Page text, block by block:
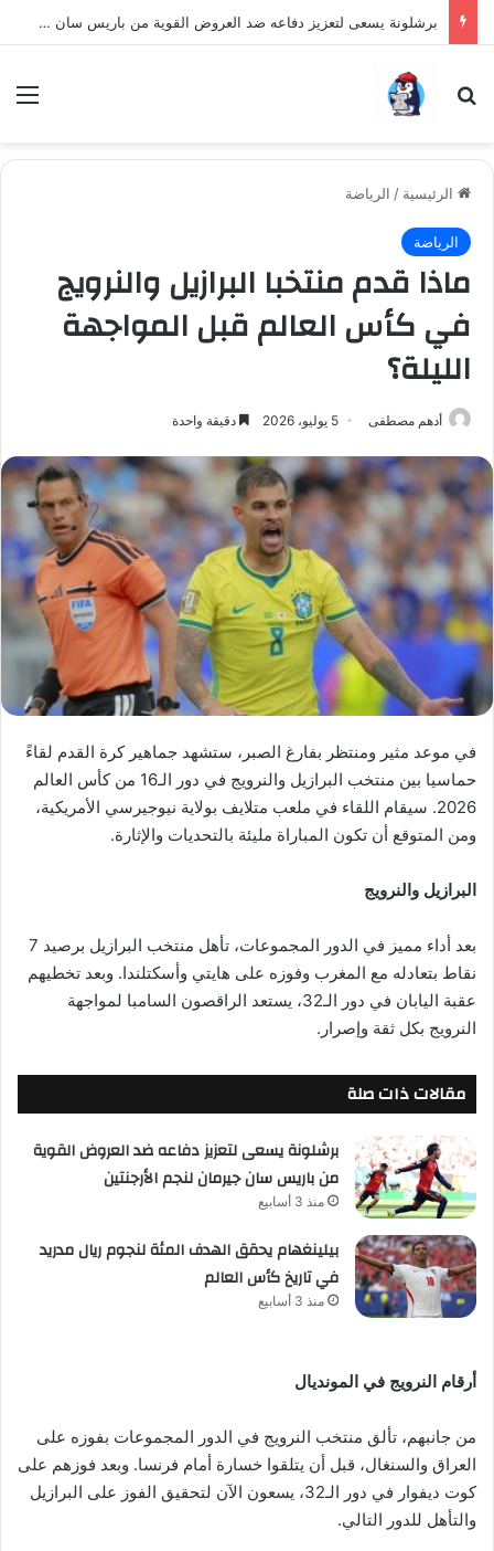
برشلونة يسعى لتعزيز دفاعه ضد العروض القوية من باريس سان جيرمان لنجم الأرجنتين
بحث عن
الرئيسية / الرياضة
الرياضة
ماذا قدم منتخبا البرازيل والنرويج
في كأس العالم قبل المواجهة
الليلة؟
أدهم مصطفى 5 يوليو، 2026 دقيقة واحدة
في موعد مثير ومنتظر بفارغ الصبر، ستشهد جماهير كرة القدم لقاءً
حماسيا بين منتخب البرازيل والنرويج في دور الـ16 من كأس العالم
2026. سيقام اللقاء في ملعب متلايف بولاية نيوجيرسي الأمريكية،
ومن المتوقع أن تكون المباراة مليئة بالتحديات والإثارة.
البرازيل والنرويج
بعد أداء مميز في الدور المجموعات، تأهل منتخب البرازيل برصيد 7
نقاط بتعادله مع المغرب وفوزه على هايتي وأسكتلندا. وبعد تخطيهم
عقبة اليابان في دور الـ32، يستعد الراقصون السامبا لمواجهة
النرويج بكل ثقة وإصرار.
مقالات ذات صلة
برشلونة يسعى لتعزيز دفاعه ضد العروض القوية
من باريس سان جيرمان لنجم الأرجنتين
منذ 3 أسابيع
بيلينغهام يحقق الهدف المئة لنجوم ريال مدريد
في تاريخ كأس العالم
منذ 3 أسابيع
أرقام النرويج في المونديال
من جانبهم، تألق منتخب النرويج في الدور المجموعات بفوزه على
العراق والسنغال، قبل أن يتلقوا خسارة أمام فرنسا. وبعد فوزهم على
كوت ديفوار في دور الـ32، يسعون الآن لتحقيق الفوز على البرازيل
والتأهل للدور التالي.